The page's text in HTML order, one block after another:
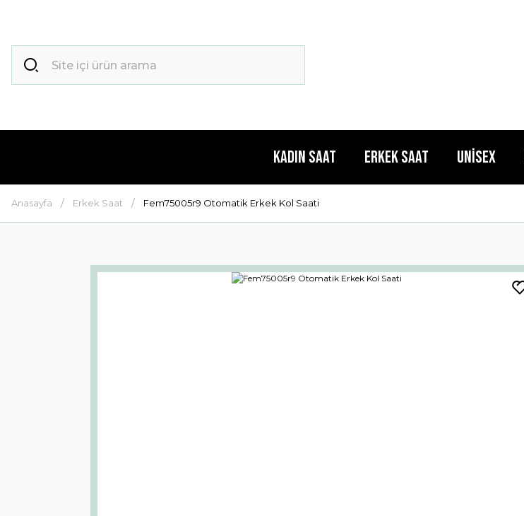
Kadın Saat Erkek Saat Unisex
Anasayfa Erkek Saat Fem75005r9 Otomatik Erkek Kol Saati